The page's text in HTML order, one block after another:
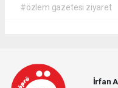
#özlem gazetesi ziyaret
İrfan